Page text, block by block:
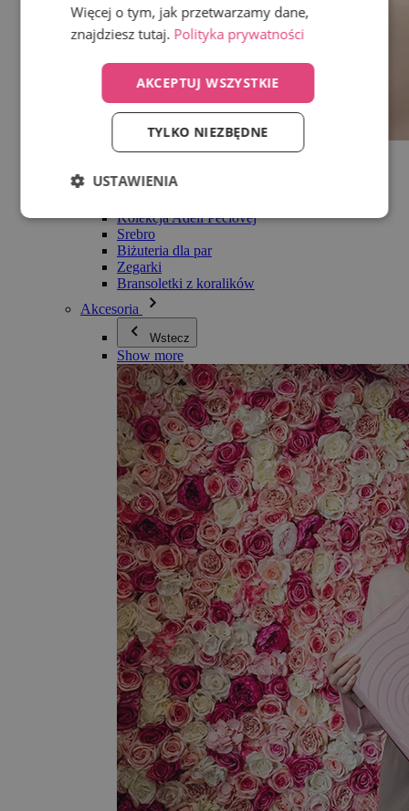
Wszystko w kategorii Biżuteria
Bransoletki
Kolekcja Adéli Pečlovej
Srebro
Biżuteria dla par
Zegarki
Bransoletki z koralików
Akcesoria
Wstecz
Show more
Więcej o tym, jak przetwarzamy dane,
znajdziesz tutaj. Polityka prywatności
AKCEPTUJ WSZYSTKIE
TYLKO NIEZBĘDNE
USTAWIENIA